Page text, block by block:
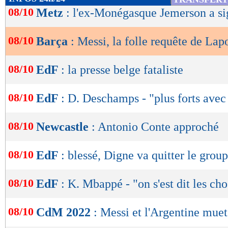
Lu 33.481 fois- Romain
de
OK
08/10 Metz : l'ex-Monégasque Jemerson a
08/10 Barça : Messi, la folle requête de
08/10 EdF : la presse belge fataliste
08/10 EdF : D. Deschamps - "plus forts
08/10 Newcastle : Antonio Conte approché
08/10 EdF : blessé, Digne va quitter le
08/10 EdF : K. Mbappé - "on s'est dit les
08/10 CdM 2022 : Messi et l'Argentine